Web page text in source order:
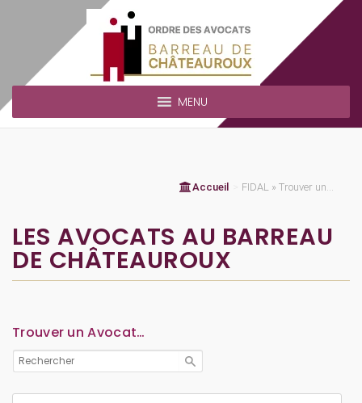
MENU
Accueil FIDAL » Trouver un...
LES AVOCATS AU BARREAU
DE CHÂTEAUROUX
Trouver un Avocat…